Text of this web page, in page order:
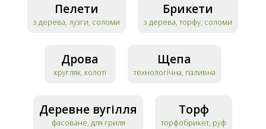
Пелети
з дерева, лузги, соломи
Брикети
з дерева, торфу, соломи
Дрова
кругляк, колоті
Щепа
технологічна, паливна
Деревне вугілля
фасоване, для гриля
Торф
торфобрикет, руф